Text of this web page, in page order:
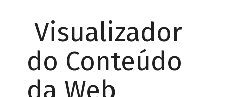
Visualizador
do Conteúdo
da Web